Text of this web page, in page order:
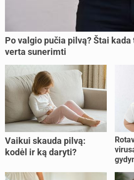
Po valgio pučia pilvą? Štai
verta sunerimti
Vaikui skauda pilvą:
kodėl ir ką daryti?